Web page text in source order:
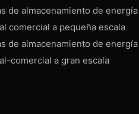
de almacenamiento de energía
comercial a pequeña escala
de almacenamiento de energía
comercial a gran escala